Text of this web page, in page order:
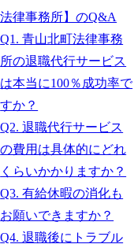
法律事務所】のQ&A
Q1. 青山北町法律事務
所の退職代行サービス
は本当に100％成功率で
すか？
Q2. 退職代行サービス
の費用は具体的にどれ
くらいかかりますか？
Q3. 有給休暇の消化も
お願いできますか？
Q4. 退職後にトラブル